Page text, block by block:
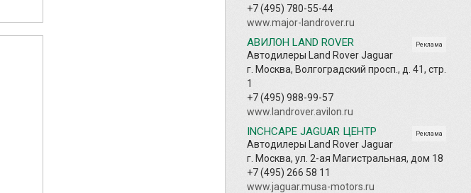
+7 (495) 780-55-44
www.major-landrover.ru
Реклама
АВИЛОН LAND ROVER
Автодилеры Land Rover Jaguar
г. Москва, Волгоградский просп., д. 41, стр.
1
+7 (495) 988-99-57
www.landrover.avilon.ru
Реклама
INCHCAPE JAGUAR ЦЕНТР
Автодилеры Land Rover Jaguar
г. Москва, ул. 2-ая Магистральная, дом 18
+7 (495) 266 58 11
www.jaguar.musa-motors.ru